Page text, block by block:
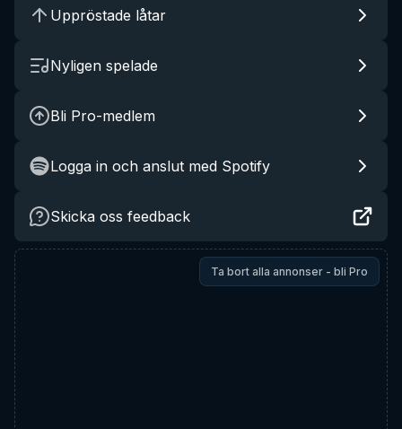
Uppröstade låtar
Nyligen spelade
Bli Pro-medlem
Logga in och anslut med Spotify
Skicka oss feedback
Ta bort alla annonser - bli Pro